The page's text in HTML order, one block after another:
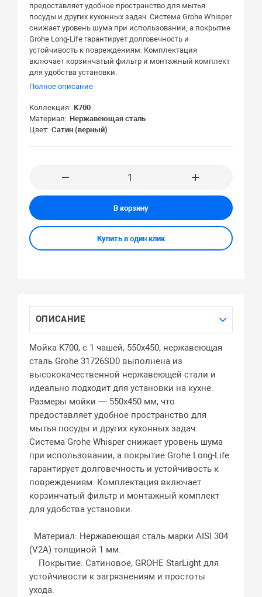
предоставляет удобное пространство для мытья
посуды и других кухонных задач. Система Grohe Whisper
снижает уровень шума при использовании, а покрытие
Grohe Long-Life гарантирует долговечность и
устойчивость к повреждениям. Комплектация
включает корзинчатый фильтр и монтажный комплект
для удобства установки.
Полное описание
Коллекция K700
Материал
Нержавеющая сталь
Цвет Сатин (верный)
В корзину
Купить в один клик
ОПИСАНИЕ
Мойка K700, с 1 чашей, 550х450, нержавеющая
сталь Grohe 31726SD0 выполнена из
высококачественной нержавеющей стали и
идеально подходит для установки на кухне.
Размеры мойки — 550x450 мм, что
предоставляет удобное пространство для
мытья посуды и других кухонных задач.
Система Grohe Whisper снижает уровень шума
при использовании, а покрытие Grohe Long-Life
гарантирует долговечность и устойчивость к
повреждениям. Комплектация включает
корзинчатый фильтр и монтажный комплект
для удобства установки.
Материал: Нержавеющая сталь марки AISI 304
(V2A) толщиной 1 мм.
Покрытие: Сатиновое, GROHE StarLight для
устойчивости к загрязнениям и простоты
ухода.